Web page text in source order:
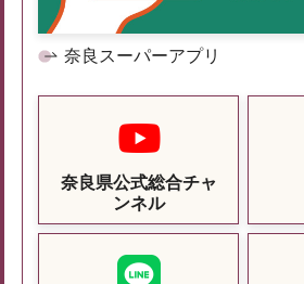
奈良スーパーアプリ
奈良県公式総合チャ
ンネル